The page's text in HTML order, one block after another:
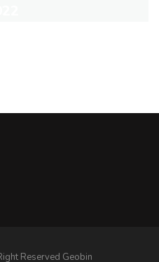
Reserved Geobin